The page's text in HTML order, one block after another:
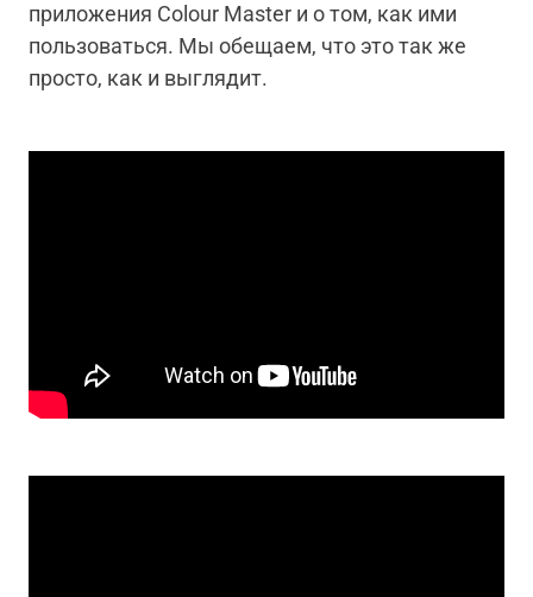
приложения Colour Master и о том, как ими
пользоваться. Мы обещаем, что это так же
просто, как и выглядит.